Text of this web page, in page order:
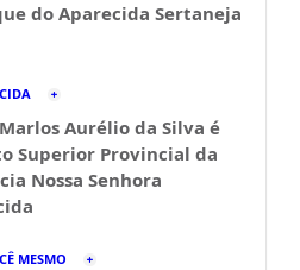
do Aparecida Sertaneja
Aurélio da Silva é
Superior Provincial da
Nossa Senhora
MESMO